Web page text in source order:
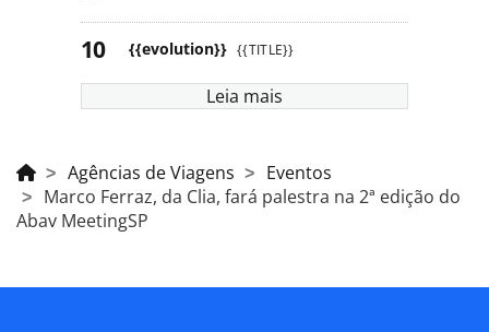
{{evolution}} {{TITLE}}
Leia mais
Agências de Viagens
Eventos
Marco Ferraz, da Clia, fará palestra na 2ª edição do
Abav MeetingSP